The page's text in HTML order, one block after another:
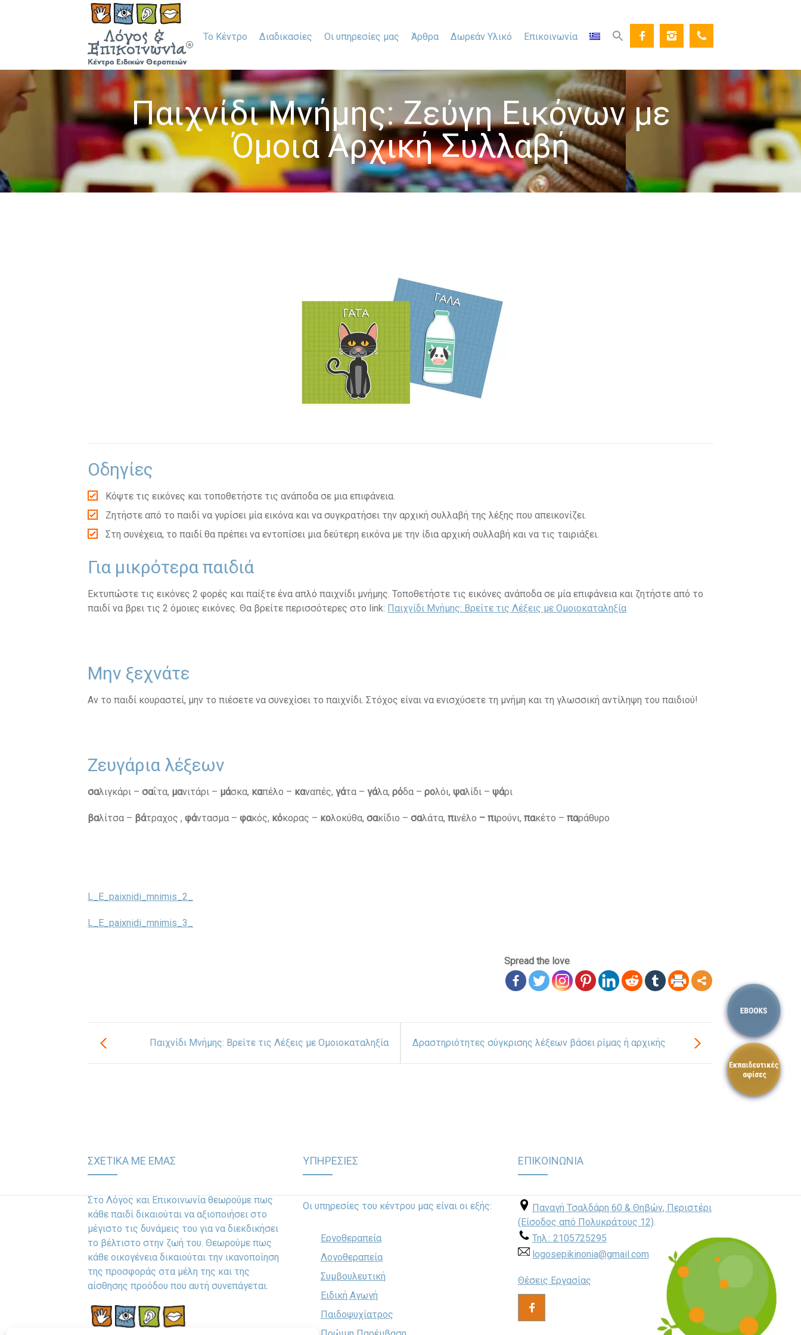
Το Κέντρο Διαδικασίες Οι υπηρεσίες μας Άρθρα Δωρεάν Υλικό Επικοινωνία
Παιχνίδι Μνήμης: Ζεύγη Εικόνων με
Όμοια Αρχική Συλλαβή
Οδηγίες
Κόψτε τις εικόνες και τοποθετήστε τις ανάποδα σε μια επιφάνεια.
Ζητήστε από το παιδί να γυρίσει μία εικόνα και να συγκρατήσει την αρχική συλλαβή της λέξης που απεικονίζει.
Στη συνέχεια, το παιδί θα πρέπει να εντοπίσει μια δεύτερη εικόνα με την ίδια αρχική συλλαβή και να τις ταιριάξει.
Για μικρότερα παιδιά
Εκτυπώστε τις εικόνες 2 φορές και παίξτε ένα απλό παιχνίδι μνήμης. Τοποθετήστε τις εικόνες ανάποδα σε μία επιφάνεια και ζητήστε από το
παιδί να βρει τις 2 όμοιες εικόνες. Θα βρείτε περισσότερες στο link: Παιχνίδι Μνήμης: Βρείτε τις Λέξεις με Ομοιοκαταληξία
Μην ξεχνάτε
Αν το παιδί κουραστεί, μην το πιέσετε να συνεχίσει το παιχνίδι. Στόχος είναι να ενισχύσετε τη μνήμη και τη γλωσσική αντίληψη του παιδιού!
Ζευγάρια λέξεων
σαλιγκάρι – σαΐτα, μανιτάρι – μάσκα, καπέλο – καναπές, γάτα – γάλα, ρόδα – ρολόι, ψαλίδι – ψάρι
βαλίτσα – βάτραχος , φάντασμα – φακός, κόκορας – κολοκύθα, σακίδιο – σαλάτα, πινέλο – πιρούνι, πακέτο – παράθυρο
L_E_paixnidi_mnimis_2_
L_E_paixnidi_mnimis_3_
Spread the love
Παιχνίδι Μνήμης: Βρείτε τις Λέξεις με Ομοιοκαταληξία Δραστηριότητες σύγκρισης λέξεων βάσει ρίμας ή αρχικής
ΣΧΕΤΙΚΑ ΜΕ ΕΜΑΣ
Στο Λόγος και Επικοινωνία θεωρούμε πως
κάθε παιδί δικαιούται να αξιοποιήσει στο
μέγιστο τις δυνάμεις του για να διεκδικήσει
το βέλτιστο στην ζωή του. Θεωρούμε πως
κάθε οικογένεια δικαιούται την ικανοποίηση
της προσφοράς στα μέλη της και της
αίσθησης προόδου που αυτή συνεπάγεται.
ΥΠΗΡΕΣΙΕΣ
Οι υπηρεσίες του κέντρου μας είναι οι εξής:
Εργοθεραπεία
Λογοθεραπεία
Συμβουλευτική
Ειδική Αγωγή
Παιδοψυχίατρος
ΕΠΙΚΟΙΝΩΝΙΑ
Παναγή Τσαλδάρη 60 & Θηβών, Περιστέρι
(Είσοδος από Πολυκράτους 12).
Τηλ.: 2105725295
logosepikinonia@gmail.com
Θέσεις Εργασίας